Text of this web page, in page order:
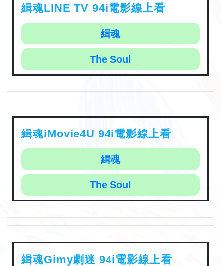
緝魂LINE TV 94i電影線上看
緝魂
The Soul
緝魂iMovie4U 94i電影線上看
緝魂
The Soul
緝魂Gimy劇迷 94i電影線上看